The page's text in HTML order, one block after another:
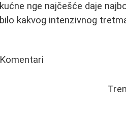
kućne nge najčešće daje
bilo kakvog intenzivnog
Komentari